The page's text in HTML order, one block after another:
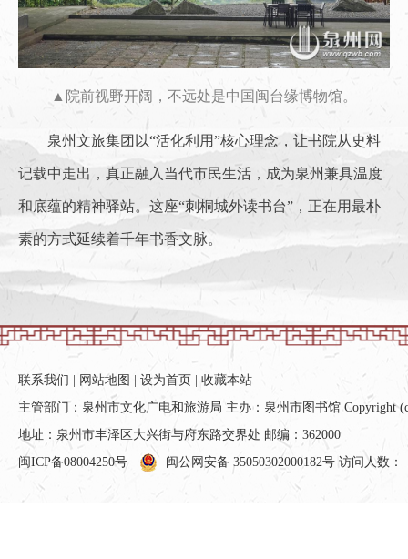
▲院前视野开阔，不远处是中国闽台缘博物馆。
泉州文旅集团以“活化利用”核心理念，让书院从史料
记载中走出，真正融入当代市民生活，成为泉州兼具温度
和底蕴的精神驿站。这座“刺桐城外读书台”，正在用最朴
素的方式延续着千年书香文脉。
联系我们 | 网站地图 | 设为首页 | 收藏本站
主管部门：泉州市文化广电和旅游局 主办：泉州市图书馆 Copyright
地址：泉州市丰泽区大兴街与府东路交界处 邮编：362000
闽ICP备08004250号
闽公网安备 35050302000182号 访问人数：